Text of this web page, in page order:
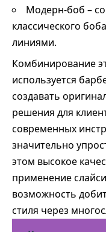
Модерн-боб –
классического
линиями.
Комбинирование
используется
создавать
решения для
современных
значительно
этом высокое
применение
возможность
стиля через